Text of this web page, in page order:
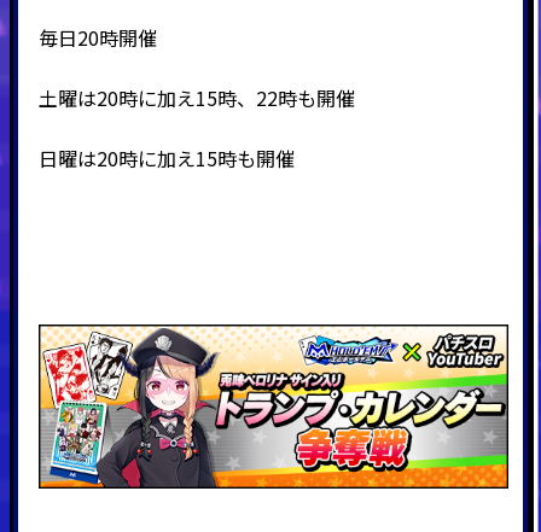
毎日20時開催
土曜は20時に加え15時、22時も開催
日曜は20時に加え15時も開催